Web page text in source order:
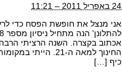
24 באפריל 2011 – 11:21
אני מנצל את חופשת הפסח כדי
אכתוב בקצרה. השנה הרציתי
החינוך למאה ה-
כיף […]